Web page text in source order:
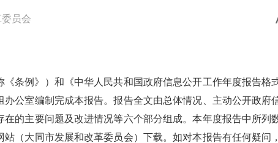
员会
条例》）和《中华人民共和国政府信息公开工作年度报告格
公室编制完成本报告。报告全文由总体情况、主动公开政府
的主要问题及改进情况等六个部分组成。本年度报告中所列
（大同市发展和改革委员会）下载。如对本报告有任何疑问